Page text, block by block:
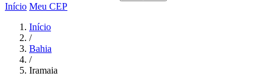
Início Meu CEP
Início
/
Bahia
/
Iramaia